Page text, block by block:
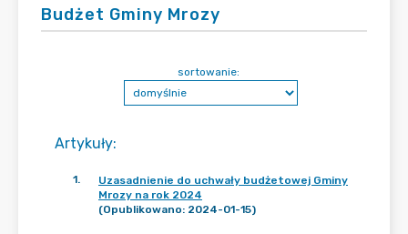
Budżet Gminy Mrozy
Artykuły:
sortowanie:
1.
Uzasadnienie do uchwały budżetowej Gminy
Mrozy na rok 2024
(Opublikowano: 2024-01-15)